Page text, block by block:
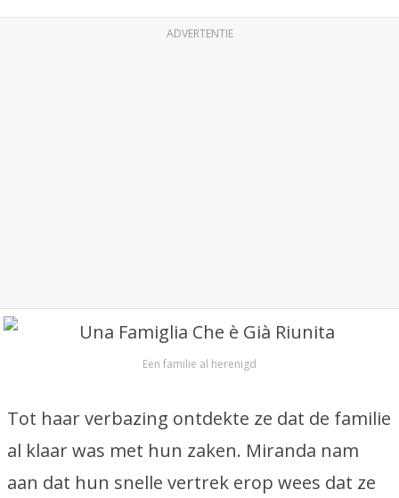
ADVERTENTIE
Een familie al herenigd
Tot haar verbazing ontdekte ze dat de familie
al klaar was met hun zaken. Miranda nam
aan dat hun snelle vertrek erop wees dat ze